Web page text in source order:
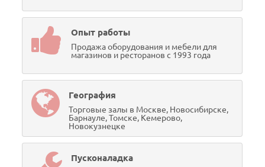
Опыт работы
Продажа оборудования и мебели для
магазинов и ресторанов с 1993 года
География
Торговые залы в Москве, Новосибирске,
Барнауле, Томске, Кемерово,
Новокузнецке
Пусконаладка